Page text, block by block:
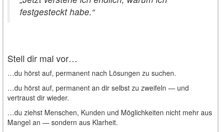
festgesteckt habe.“
Stell dir mal vor…
…du hörst auf, permanent nach Lösungen zu suchen.
…du hörst auf, permanent an dir selbst zu zweifeln — und
vertraust dir wieder.
…du ziehst Menschen, Kunden und Möglichkeiten nicht mehr aus
Mangel an — sondern aus Klarheit.